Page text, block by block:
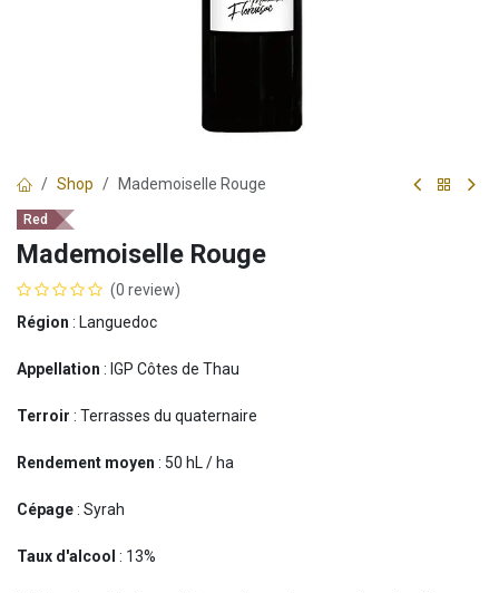
Shop Mademoiselle Rouge
Red
Mademoiselle Rouge
(0 review)
Région : Languedoc
Appellation : IGP Côtes de Thau
Terroir : Terrasses du quaternaire
Rendement moyen : 50 hL / ha
Cépage: Syrah
Taux d'alcool : 13%